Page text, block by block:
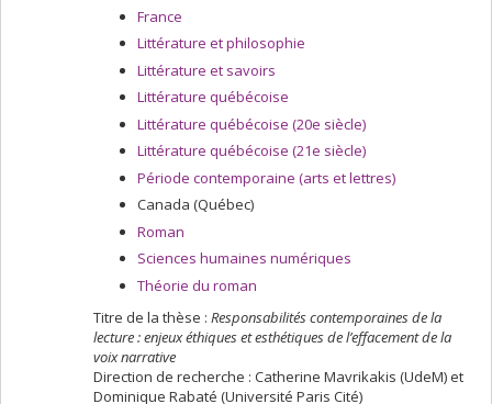
France
Littérature et philosophie
Littérature et savoirs
Littérature québécoise
Littérature québécoise (20e siècle)
Littérature québécoise (21e siècle)
Période contemporaine (arts et lettres)
Canada (Québec)
Roman
Sciences humaines numériques
Théorie du roman
Titre de la thèse : Responsabilités contemporaines de la
lecture : enjeux éthiques et esthétiques de l’effacement de la
voix narrative
Direction de recherche : Catherine Mavrikakis (UdeM) et
Dominique Rabaté (Université Paris Cité)